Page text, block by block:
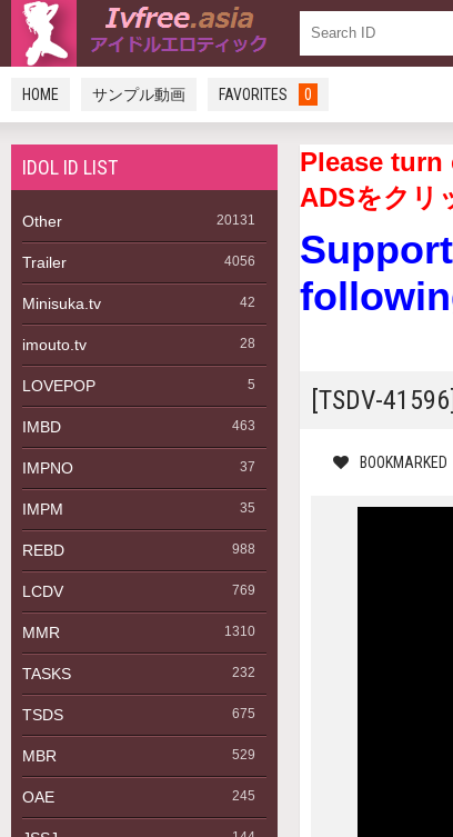
HOME サンプル動画 FAVORITES 0
IDOL ID LIST
Other 20131
Trailer 4056
Minisuka.tv 42
imouto.tv 28
LOVEPOP 5
IMBD 463
IMPNO 37
IMPM 35
REBD 988
LCDV 769
MMR 1310
TASKS 232
TSDS 675
MBR 529
OAE 245
Please turn
ADSをクリ
[TSDV-
BOOKMARKED